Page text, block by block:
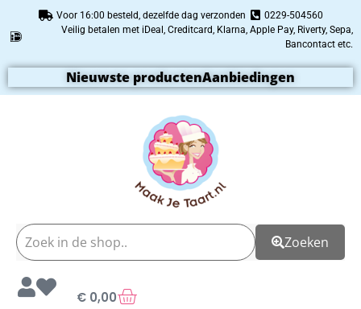
Voor 16:00 besteld, dezelfde dag verzonden
0229-504560
Veilig betalen met iDeal, Creditcard, Klarna, Apple Pay, Riverty, Sepa,
Bancontact etc.
Nieuwste productenAanbiedingen
Zoeken
€ 0,00